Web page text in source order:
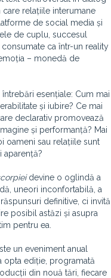
relațiile interumane
de social media și
de cuplu, succesul
ca într-un reality
– monedă de
esențiale: Cum mai
și iubire? Ce mai
declarativ promovează
și performanță? Mai
oameni sau relațiile sunt
aparență?
devine o oglindă a
uneori inconfortabilă, a
definitive, ci invită
posibil astăzi și asupra
pentru ea.
un eveniment anual
opta ediție, programată
din nouă tări, fiecare